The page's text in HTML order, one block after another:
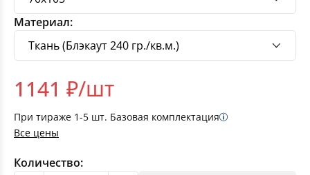
Материал:
1141 ₽/шт
При тираже 1-5 шт. Базовая комплектация
Все цены
Количество: